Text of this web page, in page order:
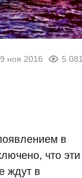
9 ноя 2016 5 081
в
что эти
ждут в